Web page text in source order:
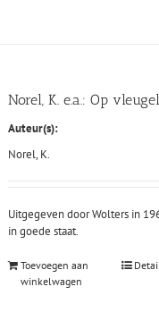
Norel, K. e.a.: Op
Auteur(s):
Norel, K.
Uitgegeven door Wolters in
in goede staat.
Toevoegen aan
winkelwagen